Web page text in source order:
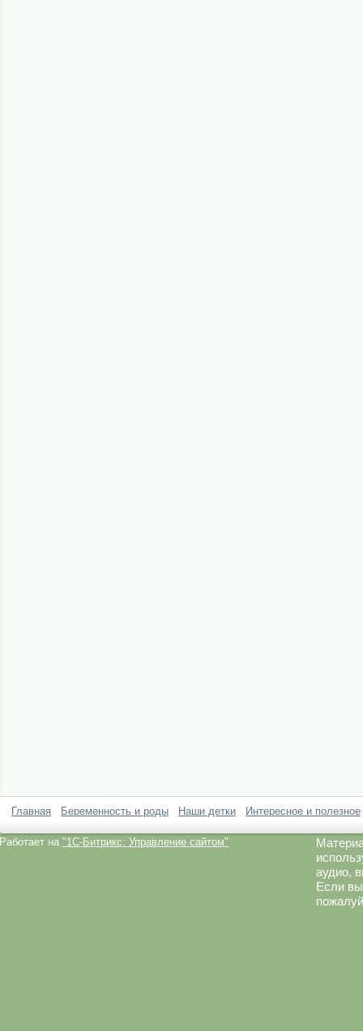
Главная Беременность и роды Наши детки Интересное и полезное
Работает на "1C-Битрикс: Управление сайтом"
аудио,
Если вы